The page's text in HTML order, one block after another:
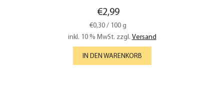
€2,99
€0,30 / 100 g
inkl. 10 % MwSt. zzgl. Versand
IN DEN WARENKORB